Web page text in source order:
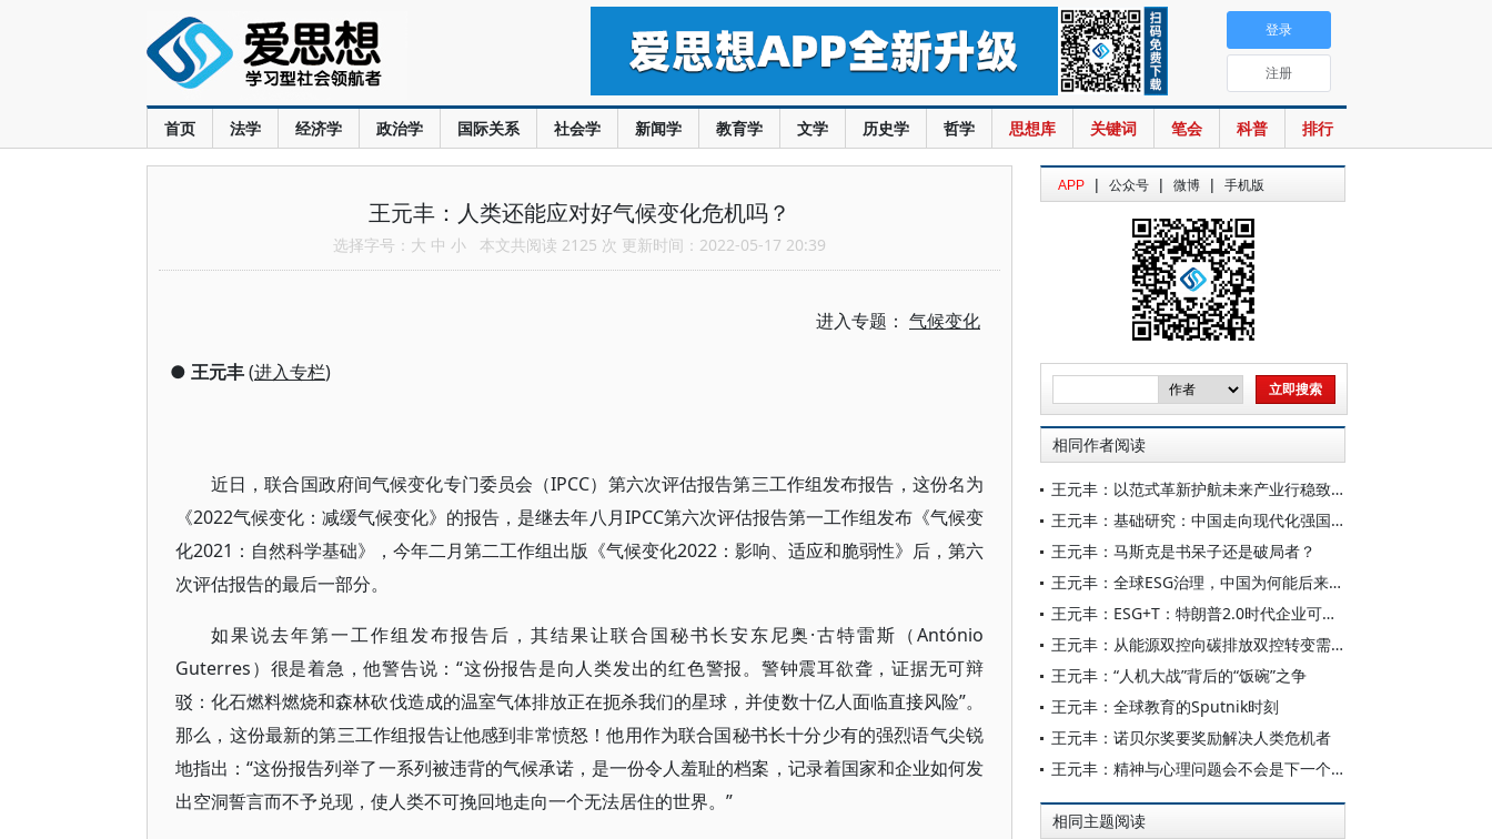
首页 法学 经济学 政治学 国际关系 社会学 新闻学 教育学 文学 历史学 哲学 思想库 关键词 笔会 科普 排行
登录
注册
王元丰：人类还能应对好气候变化危机吗？
选择字号： 大 中 小 本文共阅读 2125 次 更新时间：2022-05-17 20:39
进入专题： 气候变化
● 王元丰(进入专栏)
近日，联合国政府间气候变化专门委员会（IPCC）第六次评估报告第三工作组发布报告，这份名为
《2022气候变化：减缓气候变化》的报告，是继去年八月IPCC第六次评估报告第一工作组发布《气候变
化2021：自然科学基础》，今年二月第二工作组出版《气候变化2022：影响、适应和脆弱性》后，第六
次评估报告的最后一部分。
如果说去年第一工作组发布报告后，其结果让联合国秘书长安东尼奥·古特雷斯（António
Guterres）很是着急，他警告说：“这份报告是向人类发出的红色警报。警钟震耳欲聋，证据无可辩
驳：化石燃料燃烧和森林砍伐造成的温室气体排放正在扼杀我们的星球，并使数十亿人面临直接风险”。
那么，这份最新的第三工作组报告让他感到非常愤怒！他用作为联合国秘书长十分少有的强烈语气尖锐
地指出：“这份报告列举了一系列被违背的气候承诺，是一份令人羞耻的档案，记录着国家和企业如何发
出空洞誓言而不予兑现，使人类不可挽回地走向一个无法居住的世界。”
APP | 公众号 | 微博 | 手机版
相同作者阅读
王元丰：以范式革新护航未来产业行稳致远
王元丰：基础研究：中国走向现代化强国的关键
王元丰：马斯克是书呆子还是破局者？
王元丰：全球ESG治理，中国为何能后来居上
王元丰：ESG+T：特朗普2.0时代企业可持续发展的重要动力
王元丰：从能源双控向碳排放双控转变需打牢四个支柱
王元丰：“人机大战”背后的“饭碗”之争
王元丰：全球教育的Sputnik时刻
王元丰：诺贝尔奖要奖励解决人类危机者
王元丰：精神与心理问题会不会是下一个大流行病？
相同主题阅读